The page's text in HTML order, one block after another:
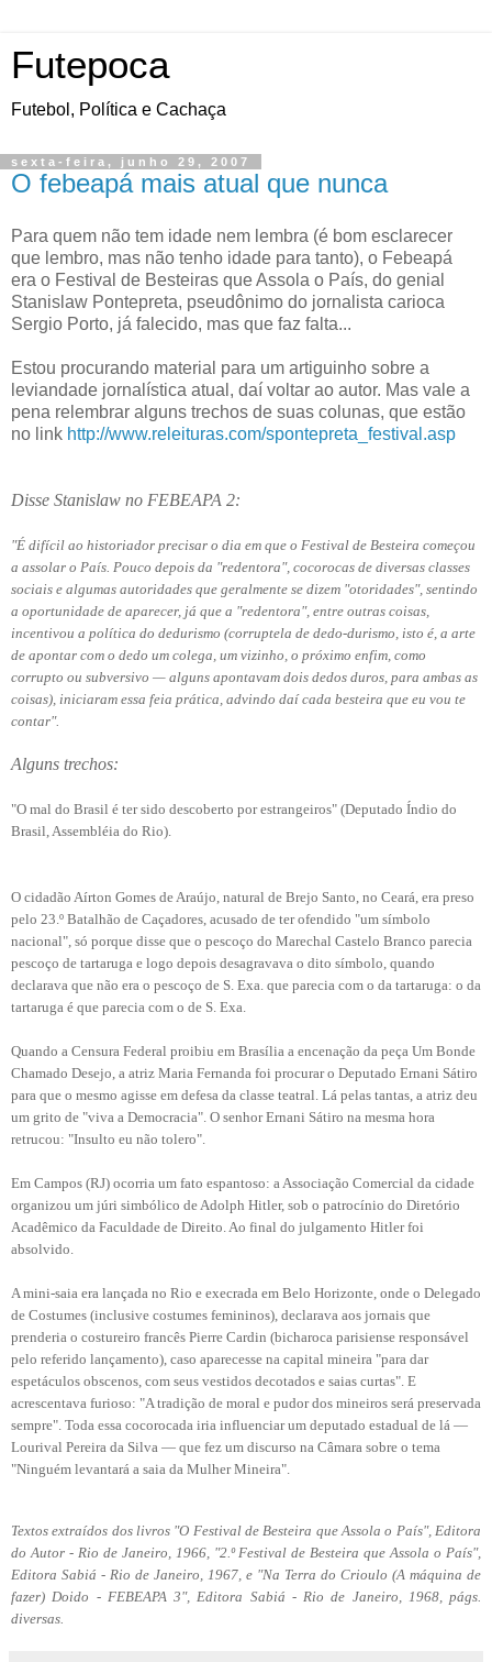
Futepoca
Futebol, Política e Cachaça
sexta-feira, junho 29, 2007
O febeapá mais atual que nunca
Para quem não tem idade nem lembra (é bom esclarecer
que lembro, mas não tenho idade para tanto), o Febeapá
era o Festival de Besteiras que Assola o País, do genial
Stanislaw Pontepreta, pseudônimo do jornalista carioca
Sergio Porto, já falecido, mas que faz falta...
Estou procurando material para um artiguinho sobre a
leviandade jornalística atual, daí voltar ao autor. Mas vale a
pena relembrar alguns trechos de suas colunas, que estão
no link http://www.releituras.com/spontepreta_festival.asp
Disse Stanislaw no FEBEAPA 2:
"É difícil ao historiador precisar o dia em que o Festival de Besteira começou
a assolar o País. Pouco depois da "redentora", cocorocas de diversas classes
sociais e algumas autoridades que geralmente se dizem "otoridades", sentindo
a oportunidade de aparecer, já que a "redentora", entre outras coisas,
incentivou a política do dedurismo (corruptela de dedo-durismo, isto é, a arte
de apontar com o dedo um colega, um vizinho, o próximo enfim, como
corrupto ou subversivo — alguns apontavam dois dedos duros, para ambas as
coisas), iniciaram essa feia prática, advindo daí cada besteira que eu vou te
contar".
Alguns trechos:
"O mal do Brasil é ter sido descoberto por estrangeiros" (Deputado Índio do
Brasil, Assembléia do Rio).
O cidadão Aírton Gomes de Araújo, natural de Brejo Santo, no Ceará, era preso
pelo 23.º Batalhão de Caçadores, acusado de ter ofendido "um símbolo
nacional", só porque disse que o pescoço do Marechal Castelo Branco parecia
pescoço de tartaruga e logo depois desagravava o dito símbolo, quando
declarava que não era o pescoço de S. Exa. que parecia com o da tartaruga: o da
tartaruga é que parecia com o de S. Exa.
Quando a Censura Federal proibiu em Brasília a encenação da peça Um Bonde
Chamado Desejo, a atriz Maria Fernanda foi procurar o Deputado Ernani Sátiro
para que o mesmo agisse em defesa da classe teatral. Lá pelas tantas, a atriz deu
um grito de "viva a Democracia". O senhor Ernani Sátiro na mesma hora
retrucou: "Insulto eu não tolero".
Em Campos (RJ) ocorria um fato espantoso: a Associação Comercial da cidade
organizou um júri simbólico de Adolph Hitler, sob o patrocínio do Diretório
Acadêmico da Faculdade de Direito. Ao final do julgamento Hitler foi
absolvido.
A mini-saia era lançada no Rio e execrada em Belo Horizonte, onde o Delegado
de Costumes (inclusive costumes femininos), declarava aos jornais que
prenderia o costureiro francês Pierre Cardin (bicharoca parisiense responsável
pelo referido lançamento), caso aparecesse na capital mineira "para dar
espetáculos obscenos, com seus vestidos decotados e saias curtas". E
acrescentava furioso: "A tradição de moral e pudor dos mineiros será preservada
sempre". Toda essa cocorocada iria influenciar um deputado estadual de lá —
Lourival Pereira da Silva — que fez um discurso na Câmara sobre o tema
"Ninguém levantará a saia da Mulher Mineira".
Textos extraídos dos livros "O Festival de Besteira que Assola o País", Editora
do Autor - Rio de Janeiro, 1966, "2.º Festival de Besteira que Assola o País",
Editora Sabiá - Rio de Janeiro, 1967, e "Na Terra do Crioulo (A máquina de
fazer) Doido - FEBEAPA 3", Editora Sabiá - Rio de Janeiro, 1968, págs.
diversas.